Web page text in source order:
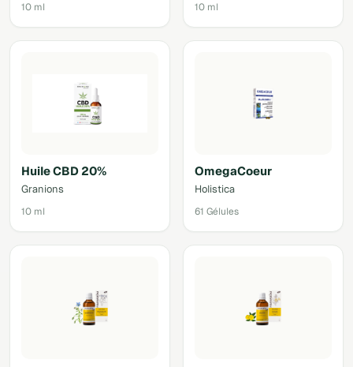
10 ml 10 ml
Huile CBD 20%
Granions
10 ml
OmegaCoeur
Holistica
61 Gélules